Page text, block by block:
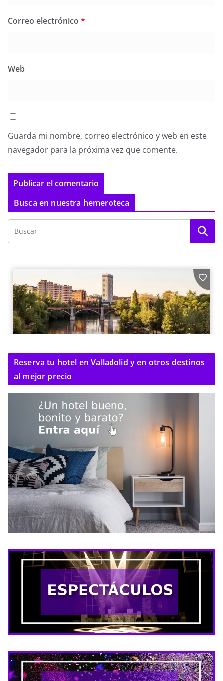
Correo electrónico *
Web
Guarda mi nombre, correo electrónico y web en este
navegador para la próxima vez que comente.
Busca en nuestra hemeroteca
Reserva tu hotel en Valladolid y en otros destinos
al mejor precio